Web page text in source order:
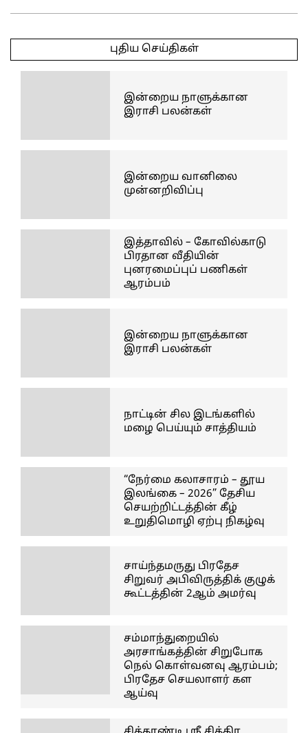
05-
புதிய செய்திகள்
இன்றைய நாளுக்கான
இராசி பலன்கள்
இன்றைய வானிலை
முன்னறிவிப்பு
இத்தாவில் – கோவில்காடு
பிரதான வீதியின்
புனரமைப்புப் பணிகள்
ஆரம்பம்
இன்றைய நாளுக்கான
இராசி பலன்கள்
நாட்டின் சில இடங்களில்
மழை பெய்யும் சாத்தியம்
“நேர்மை கலாசாரம் – தூய
இலங்கை – 2026” தேசிய
செயற்றிட்டத்தின் கீழ்
உறுதிமொழி ஏற்பு நிகழ்வு
சாய்ந்தமருது பிரதேச
சிறுவர் அபிவிருத்திக் குழுக்
கூட்டத்தின் 2ஆம் அமர்வு
சம்மாந்துறையில்
அரசாங்கத்தின் சிறுபோக
நெல் கொள்வனவு ஆரம்பம்;
பிரதேச செயலாளர் கள
ஆய்வு